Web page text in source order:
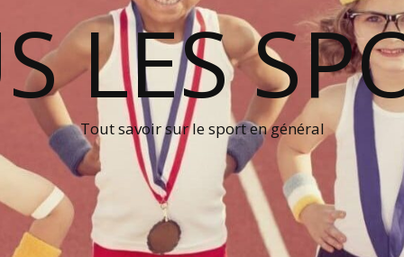
LES
Tout savoir sur le sport en général